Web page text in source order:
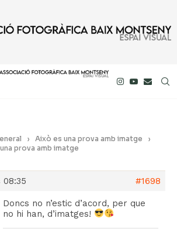
› Això es una prova amb imatge
›
prova amb imatge
08:35
#1698
Doncs no n’estic d’acord, per que
no hi han, d’imatges!